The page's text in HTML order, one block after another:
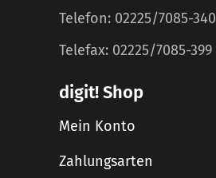
Telefon: 02225/7085-340
Telefax: 02225/7085-399
digit! Shop
Mein Konto
Zahlungsarten